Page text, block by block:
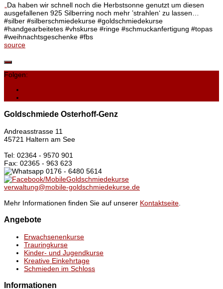
Da haben wir schnell noch die Herbstsonne genutzt um diesen
ausgefallenen 925 Silberring noch mehr ’strahlen‘ zu lassen…
#silber #silberschmiedekurse #goldschmiedekurse
#handgearbeitetes #vhskurse #ringe #schmuckanfertigung #topas
#weihnachtsgeschenke #fbs
source
Folgen:
Goldschmiede Osterhoff-Genz
Andreasstrasse 11
45721 Haltern am See
Tel: 02364 - 9570 901
Fax: 02365 - 963 623
0176 - 6480 5614
/MobileGoldschmiedekurse
verwaltung@mobile-goldschmiedekurse.de
Mehr Informationen finden Sie auf unserer Kontaktseite
Angebote
Erwachsenenkurse
Trauringkurse
Kinder- und Jugendkurse
Kreative Einkehrtage
Schmieden im Schloss
Informationen